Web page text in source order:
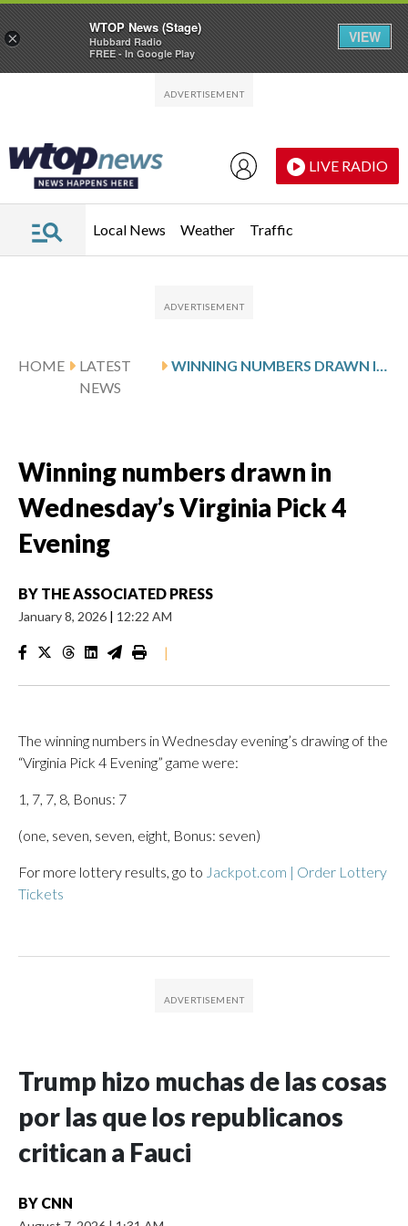
LIVE RADIO
Local News Weather Traffic
HOME
LATEST
NEWS
WINNING NUMBERS DRAWN IN WEDNESDAY’S VIRGINIA PICK 4 EVENING
Winning numbers drawn in
Wednesday’s Virginia Pick 4
Evening
BY THE ASSOCIATED PRESS
January 8, 2026 | 12:22 AM
|
The winning numbers in Wednesday evening’s drawing of the
“Virginia Pick 4 Evening” game were:
1, 7, 7, 8, Bonus: 7
(one, seven, seven, eight, Bonus: seven)
For more lottery results, go to Jackpot.com | Order Lottery
Tickets
Trump hizo muchas de las cosas
por las que los republicanos
critican a Fauci
BY CNN
×
WTOP News (Stage)
Hubbard Radio
FREE - In Google Play
VIEW